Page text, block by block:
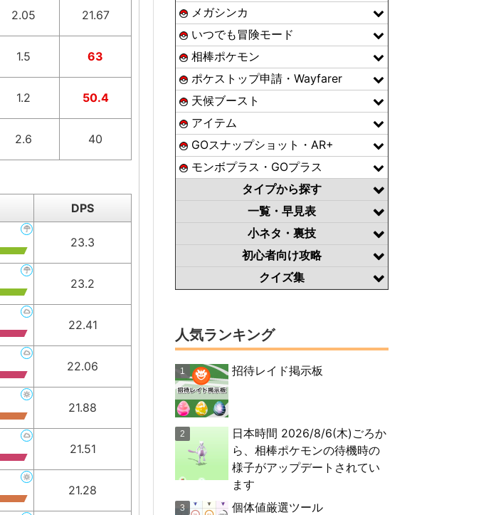
2.05 21.67
1.5 63
1.2 50.4
2.6 40
DPS
23.3
23.2
22.41
22.06
21.88
21.51
21.28
メガシンカ
いつでも冒険モード
相棒ポケモン
ポケストップ申請・Wayfarer
天候ブースト
アイテム
GOスナップショット・AR+
モンボプラス・GOプラス
タイプから探す
一覧・早見表
小ネタ・裏技
初心者向け攻略
クイズ集
人気ランキング
招待レイド掲示板
日本時間 2026/8/6(木)ごろか
ら、相棒ポケモンの待機時の
様子がアップデートされてい
ます
個体値厳選ツール